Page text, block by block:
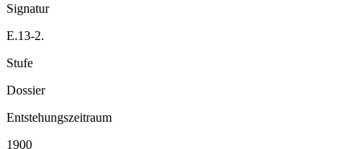
Signatur
E.13-2.
Stufe
Dossier
Entstehungszeitraum
1900